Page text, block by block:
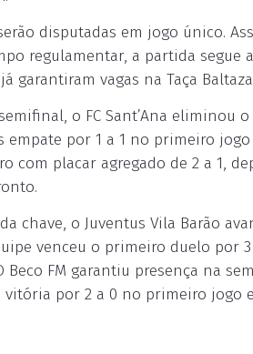
disputadas em jogo único.
regulamentar, a partida
garantiram vagas na Taça
o FC Sant’Ana
empate por 1 a 1 no primeiro
com placar agregado de 2 a 1,
chave, o Juventus Vila Barão
venceu o primeiro duelo por
Beco FM garantiu presença na
vitória por 2 a 0 no primeiro jogo